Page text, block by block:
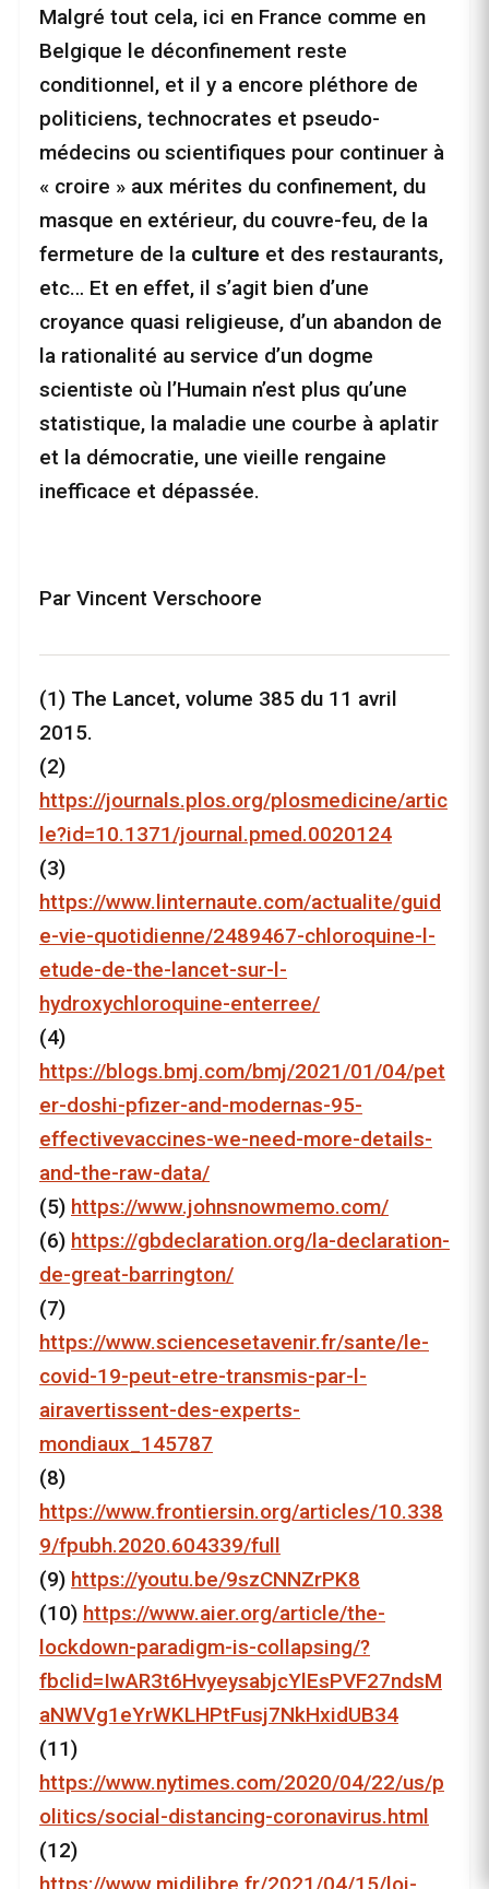
Malgré tout cela, ici en France comme en
Belgique le déconfinement reste
conditionnel, et il y a encore pléthore de
politiciens, technocrates et pseudo-
médecins ou scientifiques pour continuer à
« croire » aux mérites du confinement, du
masque en extérieur, du couvre-feu, de la
fermeture de la culture et des restaurants,
etc… Et en effet, il s’agit bien d’une
croyance quasi religieuse, d’un abandon de
la rationalité au service d’un dogme
scientiste où l’Humain n’est plus qu’une
statistique, la maladie une courbe à aplatir
et la démocratie, une vieille rengaine
inefficace et dépassée.
Par Vincent Verschoore
(1) The Lancet, volume 385 du 11 avril
2015.
(2)
https://journals.plos.org/plosmedicine/artic
le?id=10.1371/journal.pmed.0020124
(3)
https://www.linternaute.com/actualite/guid
e-vie-quotidienne/2489467-chloroquine-l-
etude-de-the-lancet-sur-l-
hydroxychloroquine-enterree/
(4)
https://blogs.bmj.com/bmj/2021/01/04/pet
er-doshi-pfizer-and-modernas-95-
effectivevaccines-we-need-more-details-
and-the-raw-data/
(5) https://www.johnsnowmemo.com/
(6) https://gbdeclaration.org/la-declaration-
de-great-barrington/
(7)
https://www.sciencesetavenir.fr/sante/le-
covid-19-peut-etre-transmis-par-l-
airavertissent-des-experts-
mondiaux_145787
(8)
https://www.frontiersin.org/articles/10.338
9/fpubh.2020.604339/full
(9) https://youtu.be/9szCNNZrPK8
(10) https://www.aier.org/article/the-
lockdown-paradigm-is-collapsing/?
fbclid=IwAR3t6HvyeysabjcYlEsPVF27ndsM
aNWVg1eYrWKLHPtFusj7NkHxidUB34
(11)
https://www.nytimes.com/2020/04/22/us/p
olitics/social-distancing-coronavirus.html
(12)